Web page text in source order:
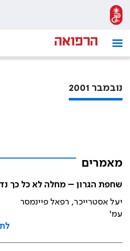
נובמבר 2001
מאמרים
שחפת הגרון – מחלה לא כל כך
יעל אסטרייכר, רפאל פיינמסר
עמ'